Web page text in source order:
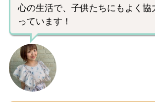
心の生活で、子供たちにもよく協
っています！